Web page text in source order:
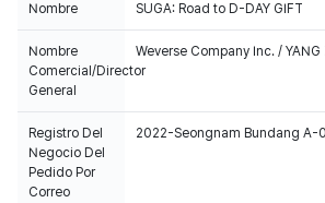
Nombre SUGA: Road to D-DAY GIFT
Nombre
Comercial/Director
General
Weverse Company Inc. / YANG
Registro Del
Negocio Del
Pedido Por
Correo
2022-Seongnam Bundang A-